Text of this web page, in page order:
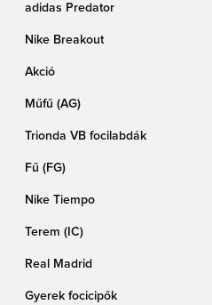
adidas Predator
Nike Breakout
Akció
Műfű (AG)
Trionda VB focilabdák
Fű (FG)
Nike Tiempo
Terem (IC)
Real Madrid
Gyerek focicipők